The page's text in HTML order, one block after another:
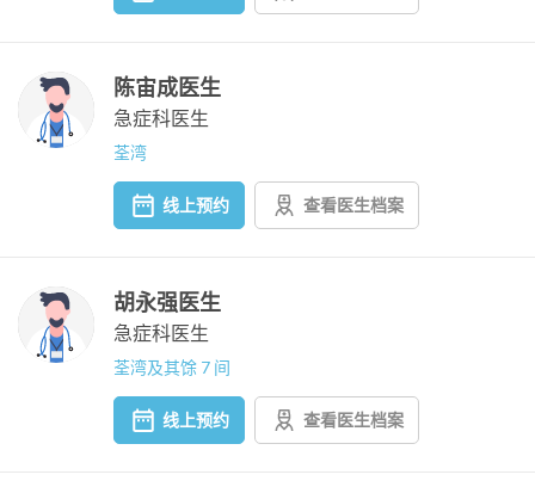
陈宙成医生
急症科医生
荃湾
线上预约 查看医生档案
胡永强医生
急症科医生
荃湾及其馀 7 间
线上预约 查看医生档案